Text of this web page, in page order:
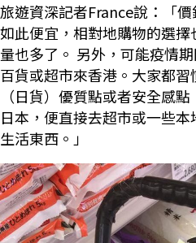
旅遊資深記者France說：「
如此便宜，相對地購物的選
量也多了。 另外，可能疫情
百貨或超市來香港。大家都
（日貨）優質點或者安全感
日本，便直接去超市或一些
生活東西。」